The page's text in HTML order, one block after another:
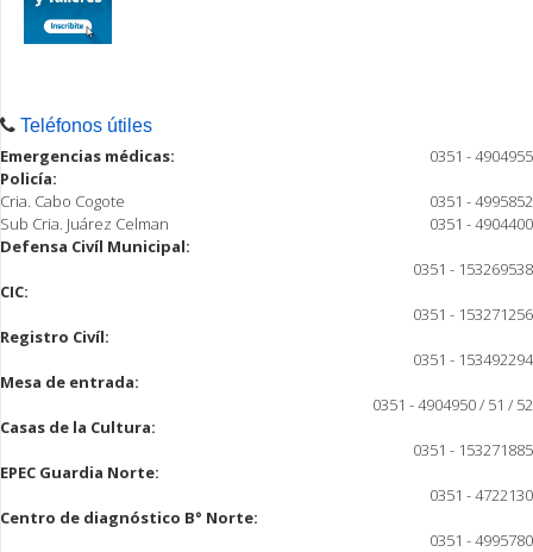
Teléfonos útiles
Emergencias médicas:
0351 - 4904955
Policía:
Cria. Cabo Cogote
0351 - 4995852
Sub Cria. Juárez Celman
0351 - 4904400
Defensa Civíl Municipal:
0351 - 153269538
CIC:
0351 - 153271256
Registro Civíl:
0351 - 153492294
Mesa de entrada:
0351 - 4904950 / 51 / 52
Casas de la Cultura:
0351 - 153271885
EPEC Guardia Norte:
0351 - 4722130
Centro de diagnóstico B° Norte:
0351 - 4995780